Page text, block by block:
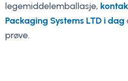
legemiddelemballasje,
Packaging Systems LTD i dag
prøve.